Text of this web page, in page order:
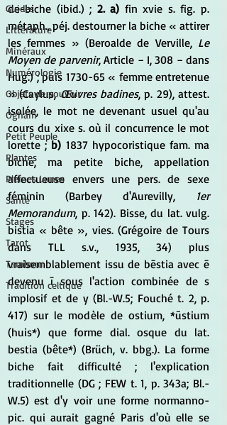
Guides
Littérature
Minéraux
Numérologie
Objets de pouvoir
Ogham
Petit Peuple
Plantes
Pleines Lunes
Santé
Stages
Tarot
Tambour
Tradition celtique
de-biche (ibid.) ; 2. a) fin xvie s. fig. p.
métaph., péj. destourner la biche « attirer
les femmes » (Beroalde de Verville, Le
Moyen de parvenir, Article − I, 308 − dans
Hug.) ; puis 1730-65 « femme entretenue
» (Caylus, Œuvres badines, p. 29), attest.
isolée, le mot ne devenant usuel qu'au
cours du xixe s. où il concurrence le mot
lorette ; b) 1837 hypocoristique fam. ma
biche, ma petite biche, appellation
affectueuse envers une pers. de sexe
féminin (Barbey d'Aurevilly, 1er
Memorandum, p. 142). Bisse, du lat. vulg.
bistia « bête », vies. (Grégoire de Tours
dans TLL s.v., 1935, 34) plus
vraisemblablement issu de bēstia avec ē
devenu ī sous l'action combinée de s
implosif et de y (Bl.-W.5; Fouché t. 2, p.
417) sur le modèle de ostium, *ūstium
(huis*) que forme dial. osque du lat.
bestia (bête*) (Brüch, v. bbg.). La forme
biche fait difficulté ; l'explication
traditionnelle (DG ; FEW t. 1, p. 343a; Bl.-
W.5) est d'y voir une forme normanno-
pic. qui aurait gagné Paris d'où elle se